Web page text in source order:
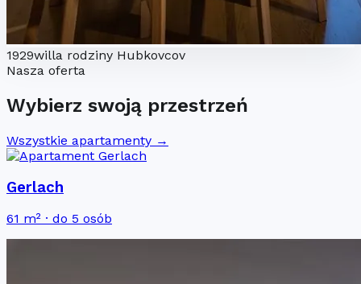
1929willa rodziny Hubkovcov
Nasza oferta
Wybierz swoją przestrzeń
Wszystkie apartamenty →
Gerlach
61 m² · do 5 osób